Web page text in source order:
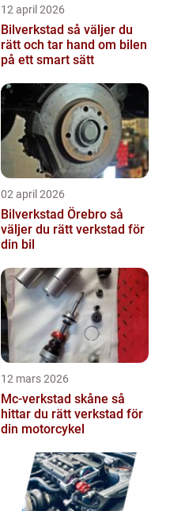
12 april 2026
Bilverkstad så väljer du
rätt och tar hand om bilen
på ett smart sätt
02 april 2026
Bilverkstad Örebro så
väljer du rätt verkstad för
din bil
12 mars 2026
Mc-verkstad skåne så
hittar du rätt verkstad för
din motorcykel